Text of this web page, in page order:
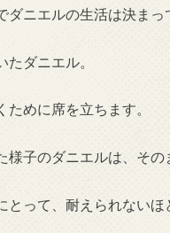
ダニエルの生活は決まっ
ダニエル。
めに席を立ちます。
様子のダニエルは、そ
とって、耐えられないほ